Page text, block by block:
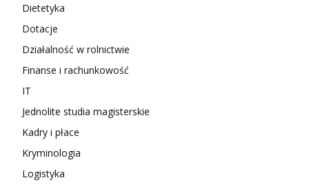
Dietetyka
Dotacje
Działalność w rolnictwie
Finanse i rachunkowość
IT
Jednolite studia magisterskie
Kadry i płace
Kryminologia
Logistyka